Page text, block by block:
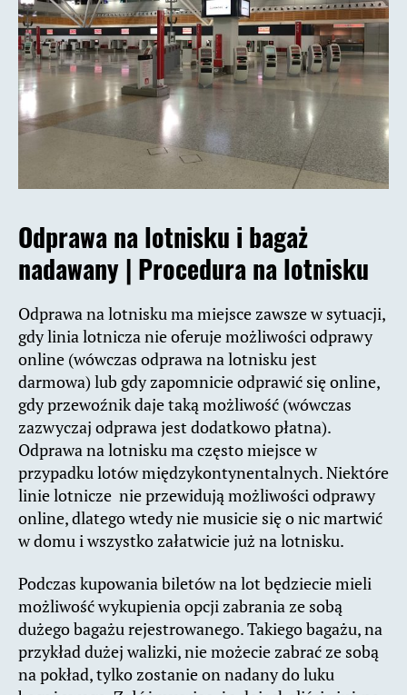
Odprawa na lotnisku i bagaż
nadawany | Procedura na lotnisku
Odprawa na lotnisku ma miejsce zawsze w sytuacji,
gdy linia lotnicza nie oferuje możliwości odprawy
online (wówczas odprawa na lotnisku jest
darmowa) lub gdy zapomnicie odprawić się online,
gdy przewoźnik daje taką możliwość (wówczas
zazwyczaj odprawa jest dodatkowo płatna).
Odprawa na lotnisku ma często miejsce w
przypadku lotów międzykontynentalnych. Niektóre
linie lotnicze nie przewidują możliwości odprawy
online, dlatego wtedy nie musicie się o nic martwić
w domu i wszystko załatwicie już na lotnisku.
Podczas kupowania biletów na lot będziecie mieli
możliwość wykupienia opcji zabrania ze sobą
dużego bagażu rejestrowanego. Takiego bagażu, na
przykład dużej walizki, nie możecie zabrać ze sobą
na pokład, tylko zostanie on nadany do luku